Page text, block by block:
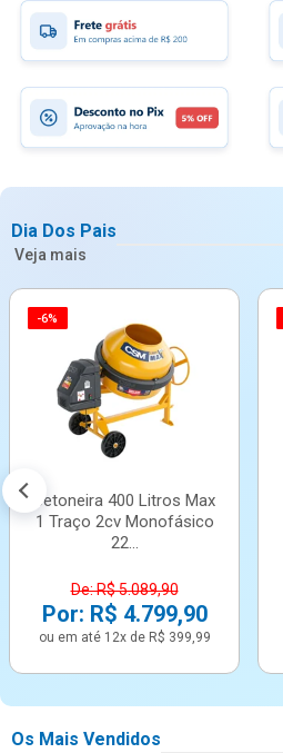
Dia Dos Pais
Veja mais
-6%
Betoneira 400 Litros Max
1 Traço 2cv Monofásico
22...
De: R$ 5.089,90
Por: R$ 4.799,90
ou em até 12x de R$ 399,99
Os Mais Vendidos